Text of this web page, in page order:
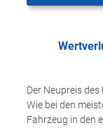
Der Neupreis des
Wie bei den
Fahrzeug in den